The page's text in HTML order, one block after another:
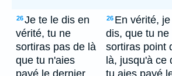
26Je te le dis en
vérité, tu ne
sortiras pas de là
que tu n'aies
payé le dernier
26 En vérité,
dis, que tu ne
sortiras point
là, jusqu'à ce
tu aies payé